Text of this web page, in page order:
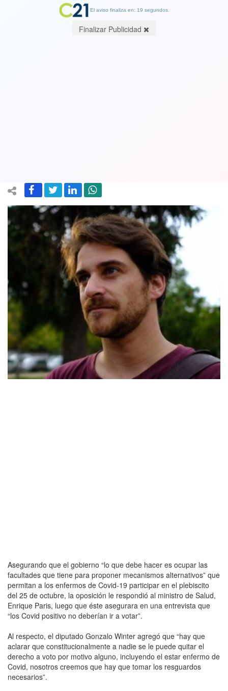
Asegurando que el gobierno “lo que debe hacer es ocupar las
facultades que tiene para proponer mecanismos alternativos” que
permitan a los enfermos de Covid-19 participar en el plebiscito
del 25 de octubre, la oposición le respondió al ministro de Salud,
Enrique Paris, luego que éste asegurara en una entrevista que
“los Covid positivo no deberían ir a votar”.
Al respecto, el diputado Gonzalo Winter agregó que “hay que
aclarar que constitucionalmente a nadie se le puede quitar el
derecho a voto por motivo alguno, incluyendo el estar enfermo de
Covid, nosotros creemos que hay que tomar los resguardos
necesarios”.
El aviso finaliza en: 19 segundos.
Finalizar Publicidad